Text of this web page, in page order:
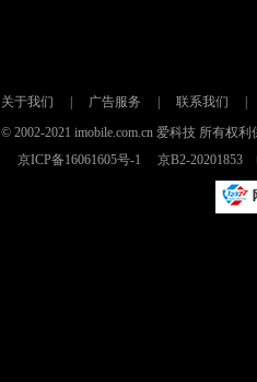
关于我们 广告服务 联系我们
© 2002-2021 imobile.com.cn 爱科技 所有权
京ICP备16061605号-1
京B2-20201853